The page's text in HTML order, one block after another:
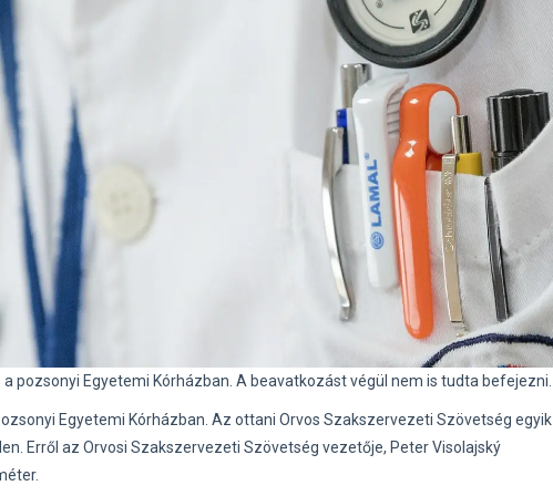
Egyetemi Kórházban. A beavatkozást végül nem is tudta befejezni.
Egyetemi Kórházban. Az ottani Orvos Szakszervezeti Szövetség egyik
Erről az Orvosi Szakszervezeti Szövetség vezetője, Peter Visolajský